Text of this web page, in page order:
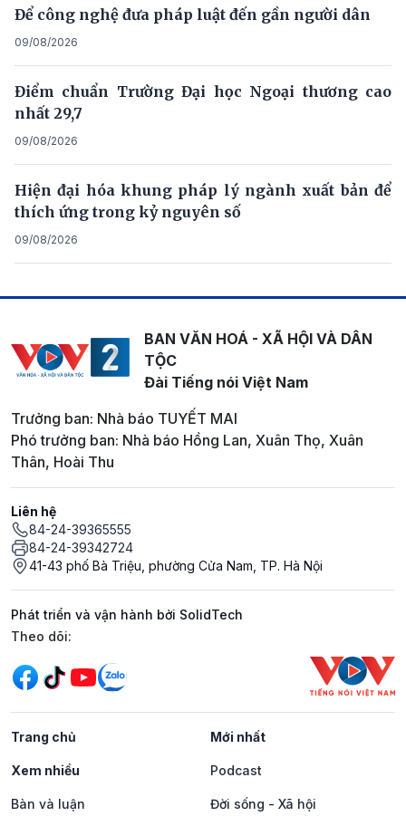
Để công nghệ đưa pháp luật đến gần người dân
09/08/2026
Điểm chuẩn Trường Đại học Ngoại thương cao
nhất 29,7
09/08/2026
Hiện đại hóa khung pháp lý ngành xuất bản để
thích ứng trong kỷ nguyên số
09/08/2026
BAN VĂN HOÁ - XÃ HỘI VÀ DÂN
TỘC
Đài Tiếng nói Việt Nam
Trưởng ban: Nhà báo TUYẾT MAI
Phó trưởng ban: Nhà báo Hồng Lan, Xuân Thọ, Xuân
Thân, Hoài Thu
Liên hệ
84-24-39365555
84-24-39342724
41-43 phố Bà Triệu, phường Cửa Nam, TP. Hà Nội
Phát triển và vận hành bởi SolidTech
Mạng xã hội
Theo dõi:
Trang chủ Mới nhất
Xem nhiều Podcast
Bàn và luận Đời sống - Xã hội